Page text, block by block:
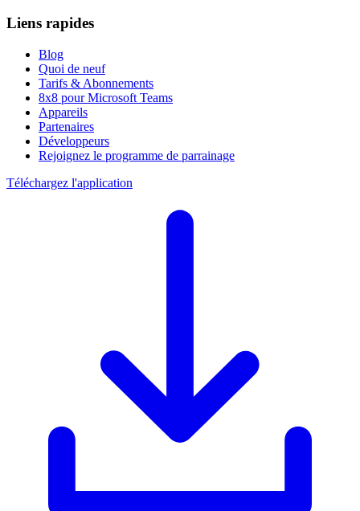
Liens rapides
Blog
Quoi de neuf
Tarifs & Abonnements
8x8 pour Microsoft Teams
Appareils
Partenaires
Développeurs
Rejoignez le programme de parrainage
Téléchargez l'application